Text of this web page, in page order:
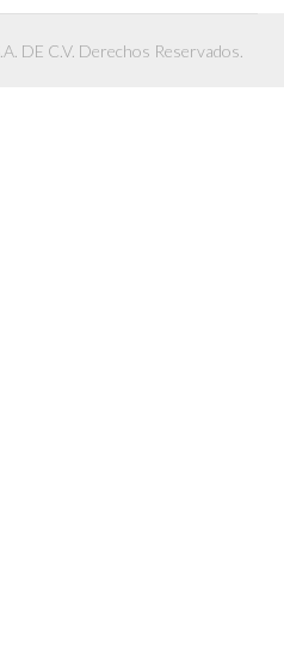
DE C.V. Derechos Reservados.